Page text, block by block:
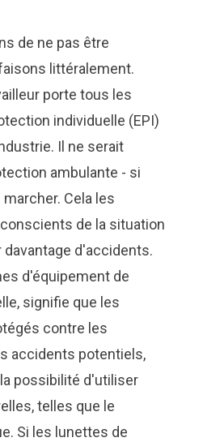
de ne pas être
littéralement.
porte tous les
individuelle (EPI)
Il ne serait
ambulante - si
Cela les
de la situation
d'accidents.
d'équipement de
signifie que les
contre les
accidents potentiels,
possibilité d'utiliser
telles que le
Si les lunettes de